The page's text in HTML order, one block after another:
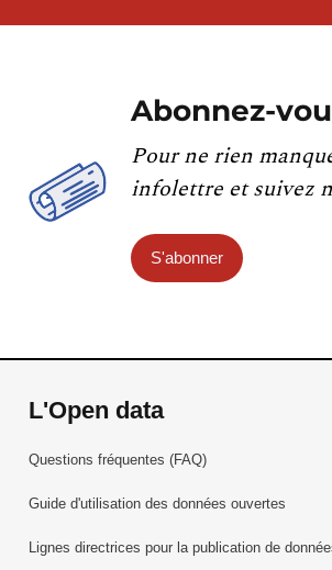
Abonnez-
Pour ne rien
infolettre et suivez
S'abonner
L'Open data
Questions fréquentes (FAQ)
Guide d'utilisation des données ouvertes
Lignes directrices pour la publication de